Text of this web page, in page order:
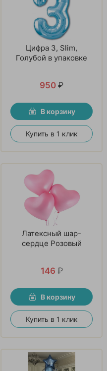
Цифра 3, Slim,
Голубой в упаковке
950 ₽
В корзину
Купить в 1 клик
Латексный шар-
сердце Розовый
146 ₽
В корзину
Купить в 1 клик